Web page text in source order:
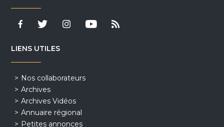
LIENS UTILES
Nos collaborateurs
Archives
Archives Vidéos
Annuaire régional
Petites annonces